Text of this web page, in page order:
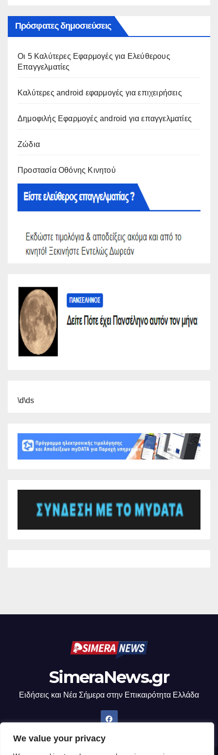
We value your privacy
Πρόσφατες δημοσιεύσεις
Οι 5 Καλύτερες Εφαρμογές για Ελεύθερους
Επαγγελματίες
Καλύτερες android εφαρμογές για επιχειρήσεις
Δημοφιλής Εφαρμογές android για επαγγελματίες
Ζώδια
Προστασία Οθόνης Κινητού
\d\ds
SimeraNews.gr
Ειδήσεις και Νέα Σήμερα στην Επικαιρότητα Ελλάδα